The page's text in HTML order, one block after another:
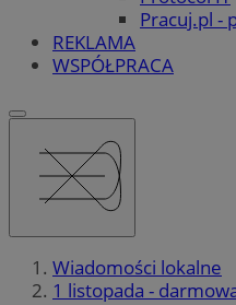
Pracuj.pl -
REKLAMA
WSPÓŁPRACA
Wiadomości lokalne
1 listopada -